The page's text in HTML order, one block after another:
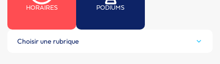
HORAIRES PODIUMS
Choisir une rubrique